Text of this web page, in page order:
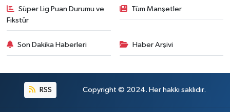
Süper Lig Puan Durumu ve
Fikstür
Tüm Manşetler
Son Dakika Haberleri Haber Arşivi
RSS Copyright © 2024. Her hakkı saklıdır.